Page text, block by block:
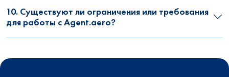
10. Существуют ли ограничения или требования
для работы с Agent.aero?